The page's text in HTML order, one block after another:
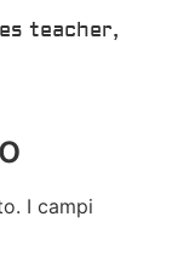
teacher,
I campi